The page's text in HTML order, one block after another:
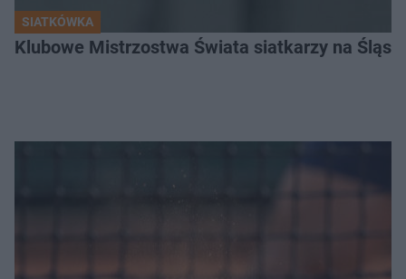
SIATKÓWKA
Klubowe Mistrzostwa Świata siatkarzy na